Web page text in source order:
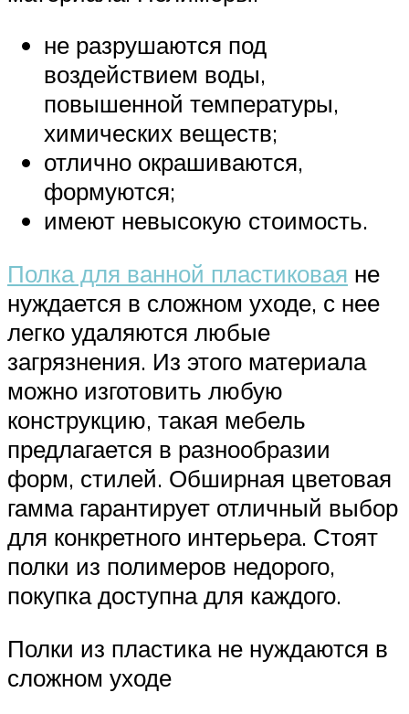
не разрушаются под
воздействием воды,
повышенной температуры,
химических веществ;
отлично окрашиваются,
формуются;
имеют невысокую стоимость.
Полка для ванной пластиковая не
нуждается в сложном уходе, с нее
легко удаляются любые
загрязнения. Из этого материала
можно изготовить любую
конструкцию, такая мебель
предлагается в разнообразии
форм, стилей. Обширная цветовая
гамма гарантирует отличный выбор
для конкретного интерьера. Стоят
полки из полимеров недорого,
покупка доступна для каждого.
Полки из пластика не нуждаются в
сложном уходе